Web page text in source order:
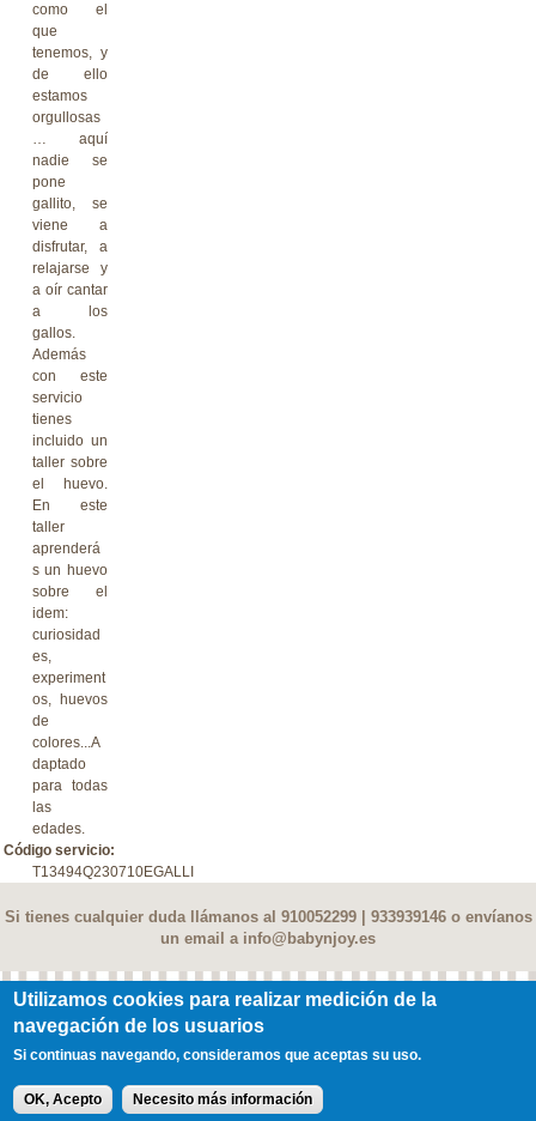
como el
que
tenemos, y
de ello
estamos
orgullosas
… aquí
nadie se
pone
gallito, se
viene a
disfrutar, a
relajarse y
a oír cantar
a los
gallos.
Además
con este
servicio
tienes
incluido un
taller sobre
el huevo.
En este
taller
aprenderá
s un huevo
sobre el
idem:
curiosidad
es,
experiment
os, huevos
de
colores...A
daptado
para todas
las
edades.
Código servicio:
T13494Q230710EGALLI
Si tienes cualquier duda llámanos al 910052299 | 933939146 o envíanos
un email a info@babynjoy.es
Contacto| Terminos y condiciones
© 2017 Njoy Family Services, SL Todos los derechos reservados
Utilizamos cookies para realizar medición de la
navegación de los usuarios
Si continuas navegando, consideramos que aceptas su uso.
OK, Acepto Necesito más información